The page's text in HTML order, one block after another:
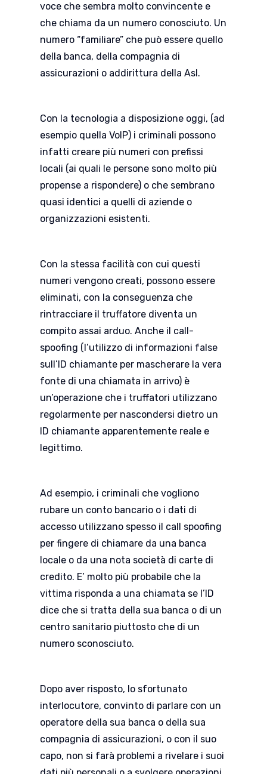
voce che sembra molto convincente e
che chiama da un numero conosciuto. Un
numero “familiare” che può essere quello
della banca, della compagnia di
assicurazioni o addirittura della Asl.
Con la tecnologia a disposizione oggi, (ad
esempio quella VoIP) i criminali possono
infatti creare più numeri con prefissi
locali (ai quali le persone sono molto più
propense a rispondere) o che sembrano
quasi identici a quelli di aziende o
organizzazioni esistenti.
Con la stessa facilità con cui questi
numeri vengono creati, possono essere
eliminati, con la conseguenza che
rintracciare il truffatore diventa un
compito assai arduo. Anche il call-
spoofing (l’utilizzo di informazioni false
sull’ID chiamante per mascherare la vera
fonte di una chiamata in arrivo) è
un’operazione che i truffatori utilizzano
regolarmente per nascondersi dietro un
ID chiamante apparentemente reale e
legittimo.
Ad esempio, i criminali che vogliono
rubare un conto bancario o i dati di
accesso utilizzano spesso il call spoofing
per fingere di chiamare da una banca
locale o da una nota società di carte di
credito. E’ molto più probabile che la
vittima risponda a una chiamata se l’ID
dice che si tratta della sua banca o di un
centro sanitario piuttosto che di un
numero sconosciuto.
Dopo aver risposto, lo sfortunato
interlocutore, convinto di parlare con un
operatore della sua banca o della sua
compagnia di assicurazioni, o con il suo
capo, non si farà problemi a rivelare i suoi